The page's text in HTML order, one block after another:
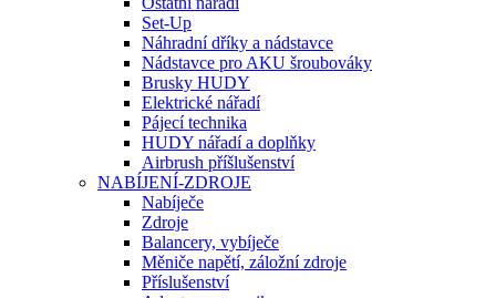
Set-Up
Náhradní dříky a nádstavce
Nádstavce pro AKU šroubováky
Brusky HUDY
Elektrické nářadí
Pájecí technika
HUDY nářadí a doplňky
Airbrush příšlušenství
NABÍJENÍ-ZDROJE
Nabíječe
Zdroje
Balancery, vybíječe
Měniče napětí, záložní zdroje
Příslušenství